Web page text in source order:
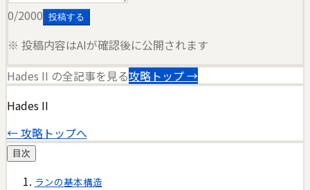
0/2000 投稿する
※ 投稿内容はAIが確認後に公開されます
Hades II の全記事を見る攻略トップ →
Hades II
← 攻略トップへ
目次
ランの基本構造